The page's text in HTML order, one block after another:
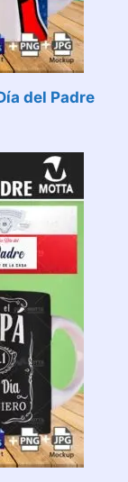
del Padre